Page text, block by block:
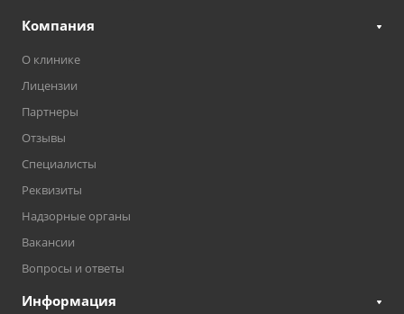
Компания
О клинике
Лицензии
Партнеры
Отзывы
Специалисты
Реквизиты
Надзорные органы
Вакансии
Вопросы и ответы
Информация